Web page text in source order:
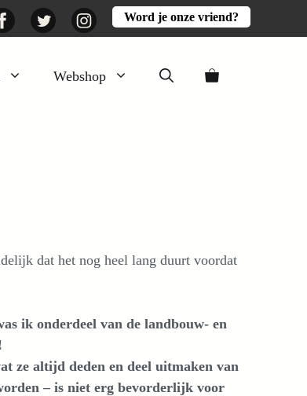
FacebookTwitter InstagramWord je onze vriend?
Webshop
dat het nog heel lang duurt voordat
ik onderdeel van de landbouw- en
ze altijd deden en deel uitmaken van
– is niet erg bevorderlijk voor